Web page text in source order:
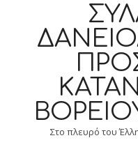
Στο πλευρό του